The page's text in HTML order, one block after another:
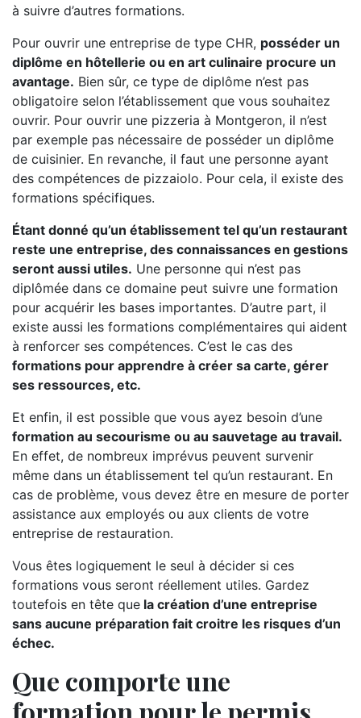
à suivre d’autres formations.
Pour ouvrir une entreprise de type CHR, posséder un
diplôme en hôtellerie ou en art culinaire procure un
avantage. Bien sûr, ce type de diplôme n’est pas
obligatoire selon l’établissement que vous souhaitez
ouvrir. Pour ouvrir une pizzeria à Montgeron, il n’est
par exemple pas nécessaire de posséder un diplôme
de cuisinier. En revanche, il faut une personne ayant
des compétences de pizzaiolo. Pour cela, il existe des
formations spécifiques.
Étant donné qu’un établissement tel qu’un restaurant
reste une entreprise, des connaissances en gestions
seront aussi utiles. Une personne qui n’est pas
diplômée dans ce domaine peut suivre une formation
pour acquérir les bases importantes. D’autre part, il
existe aussi les formations complémentaires qui aident
à renforcer ses compétences. C’est le cas des
formations pour apprendre à créer sa carte, gérer
ses ressources, etc.
Et enfin, il est possible que vous ayez besoin d’une
formation au secourisme ou au sauvetage au travail.
En effet, de nombreux imprévus peuvent survenir
même dans un établissement tel qu’un restaurant. En
cas de problème, vous devez être en mesure de porter
assistance aux employés ou aux clients de votre
entreprise de restauration.
Vous êtes logiquement le seul à décider si ces
formations vous seront réellement utiles. Gardez
toutefois en tête que la création d’une entreprise
sans aucune préparation fait croitre les risques d’un
échec.
Que comporte une